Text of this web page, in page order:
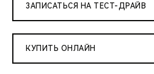
ЗАПИСАТЬСЯ НА ТЕСТ-ДРАЙВ
КУПИТЬ ОНЛАЙН